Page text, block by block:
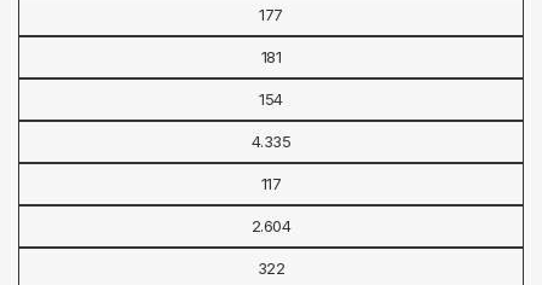
177
181
154
4.335
117
2.604
322